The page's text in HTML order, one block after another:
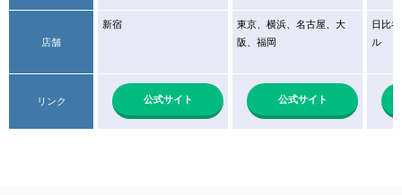
店舗
新宿
東京、横浜、名古屋、大
阪、福岡
日比
ル
リンク 公式サイト 公式サイト